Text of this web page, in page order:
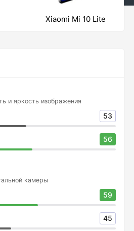
Xiaomi Mi 10 Lite
и яркость изображения
53
56
камеры
59
45